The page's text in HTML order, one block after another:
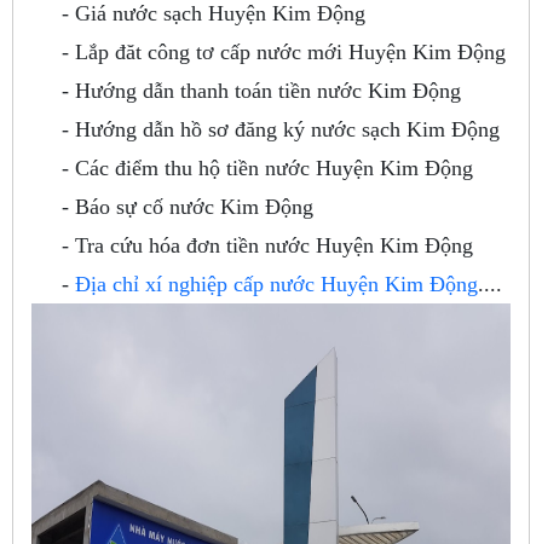
- Giá nước sạch Huyện Kim Động
- Lắp đăt công tơ cấp nước mới Huyện Kim Động
- Hướng dẫn thanh toán tiền nước Kim Động
- Hướng dẫn hồ sơ đăng ký nước sạch Kim Động
- Các điểm thu hộ tiền nước Huyện Kim Động
- Báo sự cố nước Kim Động
- Tra cứu hóa đơn tiền nước Huyện Kim Động
- Địa chỉ xí nghiệp cấp nước Huyện Kim Động....